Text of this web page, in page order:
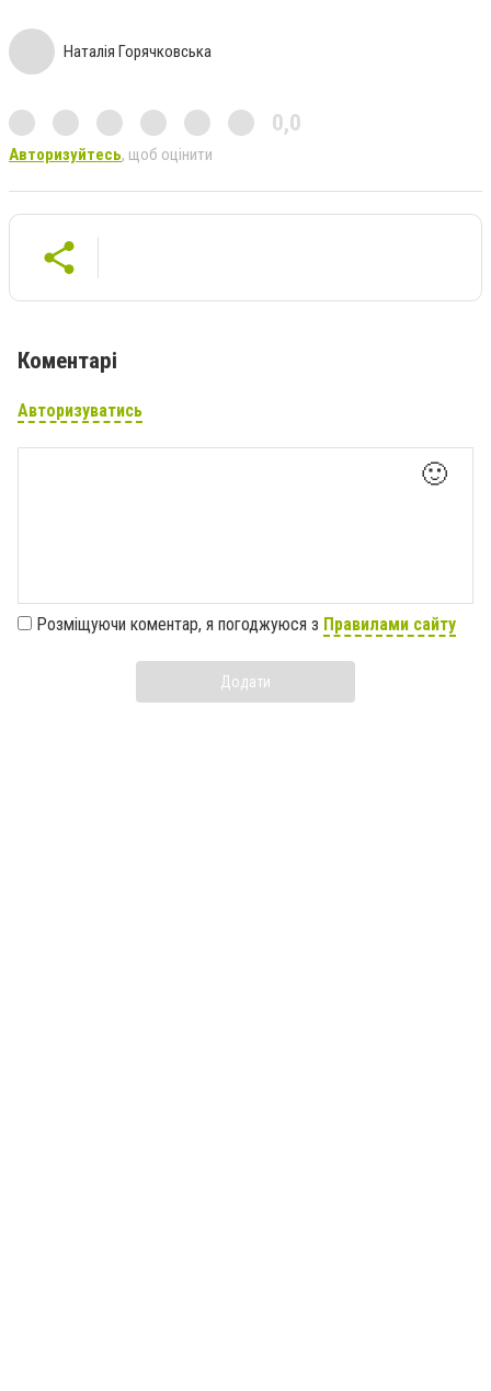
Наталія Горячковська
0,0
Авторизуйтесь, щоб оцінити
Коментарі
Авторизуватись
🙂
Розміщуючи коментар, я погоджуюся з Правилами сайту
Додати